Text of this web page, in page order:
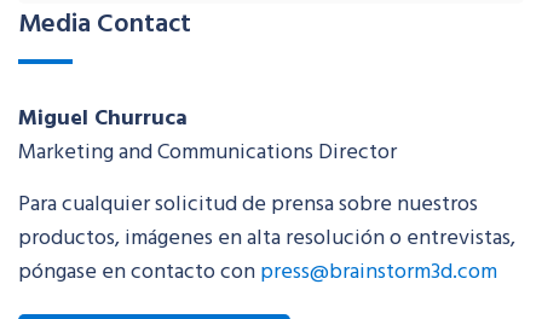
Media Contact
Miguel Churruca
Marketing and Communications Director
Para cualquier solicitud de prensa sobre nuestros
productos, imágenes en alta resolución o entrevistas,
póngase en contacto conpress@brainstorm3d.com